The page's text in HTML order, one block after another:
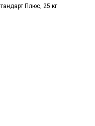
Плюс, 25 кг